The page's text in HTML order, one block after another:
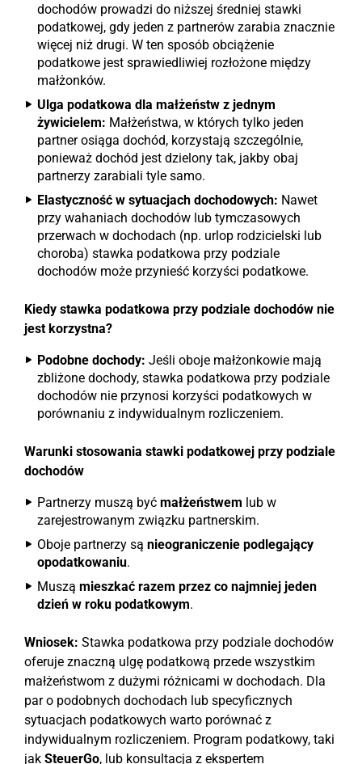
dochodów prowadzi do niższej średniej stawki
podatkowej, gdy jeden z partnerów zarabia znacznie
więcej niż drugi. W ten sposób obciążenie
podatkowe jest sprawiedliwiej rozłożone między
małżonków.
Ulga podatkowa dla małżeństw z jednym
żywicielem: Małżeństwa, w których tylko jeden
partner osiąga dochód, korzystają szczególnie,
ponieważ dochód jest dzielony tak, jakby obaj
partnerzy zarabiali tyle samo.
Elastyczność w sytuacjach dochodowych: Nawet
przy wahaniach dochodów lub tymczasowych
przerwach w dochodach (np. urlop rodzicielski lub
choroba) stawka podatkowa przy podziale
dochodów może przynieść korzyści podatkowe.
Kiedy stawka podatkowa przy podziale dochodów nie
jest korzystna?
Podobne dochody: Jeśli oboje małżonkowie mają
zbliżone dochody, stawka podatkowa przy podziale
dochodów nie przynosi korzyści podatkowych w
porównaniu z indywidualnym rozliczeniem.
Warunki stosowania stawki podatkowej przy podziale
dochodów
Partnerzy muszą być małżeństwem lub w
zarejestrowanym związku partnerskim.
Oboje partnerzy są nieograniczenie podlegający
opodatkowaniu.
Muszą mieszkać razem przez co najmniej jeden
dzień w roku podatkowym.
Wniosek: Stawka podatkowa przy podziale dochodów
oferuje znaczną ulgę podatkową przede wszystkim
małżeństwom z dużymi różnicami w dochodach. Dla
par o podobnych dochodach lub specyficznych
sytuacjach podatkowych warto porównać z
indywidualnym rozliczeniem. Program podatkowy, taki
jak SteuerGo, lub konsultacja z ekspertem